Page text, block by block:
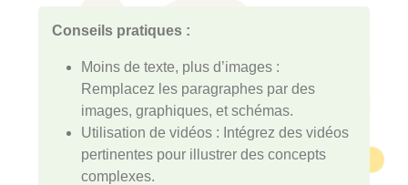
Conseils pratiques :
Moins de texte, plus d’images :
Remplacez les paragraphes par des
images, graphiques, et schémas.
Utilisation de vidéos : Intégrez des vidéos
pertinentes pour illustrer des concepts
complexes.